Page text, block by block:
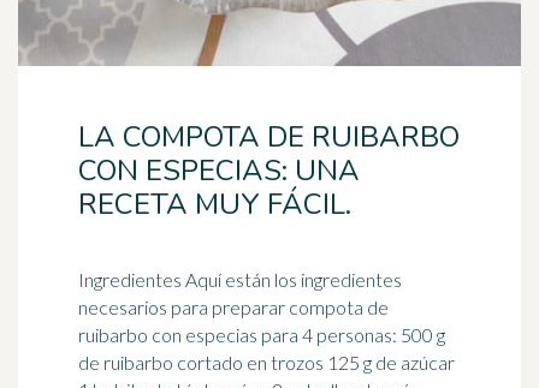
LA COMPOTA DE RUIBARBO
CON ESPECIAS: UNA
RECETA MUY FÁCIL.
Ingredientes Aquí están los ingredientes
necesarios para preparar compota de
ruibarbo con especias para 4 personas: 500 g
de ruibarbo cortado en trozos 125 g de azúcar